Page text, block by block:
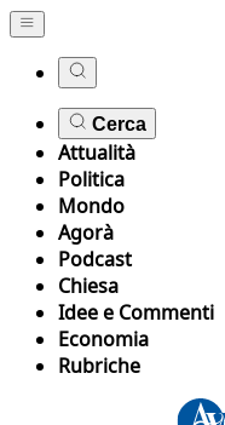
Cerca
Attualità
Politica
Mondo
Agorà
Podcast
Chiesa
Idee e Commenti
Economia
Rubriche